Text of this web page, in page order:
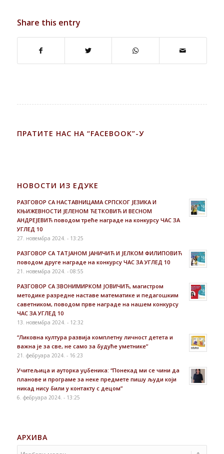
Share this entry
ПРАТИТЕ НАС НА “FACEBOOK”-У
НОВОСТИ ИЗ ЕДУКЕ
РАЗГОВОР СА НАСТАВНИЦАМА СРПСКОГ ЈЕЗИКА И
КЊИЖЕВНОСТИ ЈЕЛЕНОМ ЋЕТКОВИЋ И ВЕСНОМ
АНДРЕЈЕВИЋ поводом треће награде на конкурсу ЧАС ЗА
УГЛЕД 10
27. новембра 2024. - 13:25
РАЗГОВОР СА ТАТЈАНОМ ЈАНИЧИЋ И ЈЕЛКОМ ФИЛИПОВИЋ
поводом друге награде на конкурсу ЧАС ЗА УГЛЕД 10
21. новембра 2024. - 08:55
РАЗГОВОР СА ЗВОНИМИРКОМ ЈОВИЧИЋ, магистром
методике разредне наставе математике и педагошким
саветником, поводом прве награде на нашем конкурсу
ЧАС ЗА УГЛЕД 10
13. новембра 2024. - 12:32
“Ликовна култура развија комплетну личност детета и
важна је за све, не само за будуће уметнике”
21. фебруара 2024. - 16:23
Учитељица и ауторка уџбеника: “Понекад ми се чини да
планове и програме за неке предмете пишу људи који
никад нису били у контакту с децом”
6. фебруара 2024. - 13:25
АРХИВА